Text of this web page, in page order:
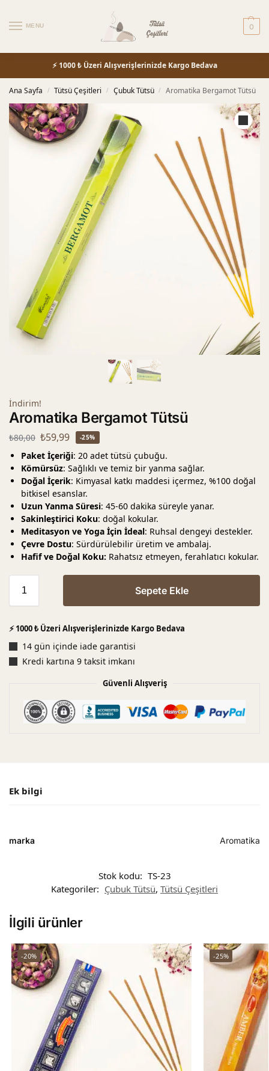
MENU 0
⚡ 1000 ₺ Üzeri Alışverişlerinizde Kargo Bedava
Ana Sayfa / Tütsü Çeşitleri / Çubuk Tütsü / Aromatika Bergamot Tütsü
İndirim!
Aromatika Bergamot Tütsü
₺80,00 ₺59,99 -25%
Paket İçeriği: 20 adet tütsü çubuğu.
Kömürsüz: Sağlıklı ve temiz bir yanma sağlar.
Doğal İçerik: Kimyasal katkı maddesi içermez, %100 doğal
bitkisel esanslar.
Uzun Yanma Süresi: 45-60 dakika süreyle yanar.
Sakinleştirici Koku: doğal kokular.
Meditasyon ve Yoga İçin İdeal: Ruhsal dengeyi destekler.
Çevre Dostu: Sürdürülebilir üretim ve ambalaj.
Hafif ve Doğal Koku: Rahatsız etmeyen, ferahlatıcı kokular.
Sepete Ekle
⚡ 1000 ₺ Üzeri Alışverişlerinizde Kargo Bedava
14 gün içinde iade garantisi
Kredi kartına 9 taksit imkanı
Güvenli Alışveriş
Ek bilgi
marka Aromatika
Stok kodu: TS-23
Kategoriler: Çubuk Tütsü, Tütsü Çeşitleri
İlgili ürünler
-20% -25%